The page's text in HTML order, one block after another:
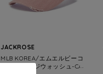
JACKROSE
MLB KOREA/エムエルビーコ
リア ダメージウォッシュ-CAP